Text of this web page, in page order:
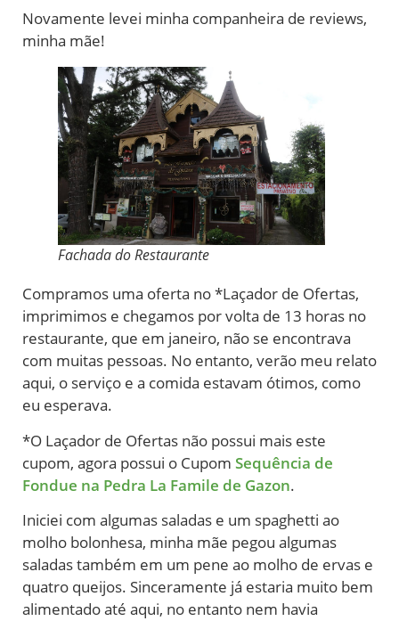
Novamente levei minha companheira de reviews,
minha mãe!
Fachada do Restaurante
Compramos uma oferta no *Laçador de Ofertas,
imprimimos e chegamos por volta de 13 horas no
restaurante, que em janeiro, não se encontrava
com muitas pessoas. No entanto, verão meu relato
aqui, o serviço e a comida estavam ótimos, como
eu esperava.
*O Laçador de Ofertas não possui mais este
cupom, agora possui o Cupom Sequência de
Fondue na Pedra La Famile de Gazon.
Iniciei com algumas saladas e um spaghetti ao
molho bolonhesa, minha mãe pegou algumas
saladas também em um pene ao molho de ervas e
quatro queijos. Sinceramente já estaria muito bem
alimentado até aqui, no entanto nem havia